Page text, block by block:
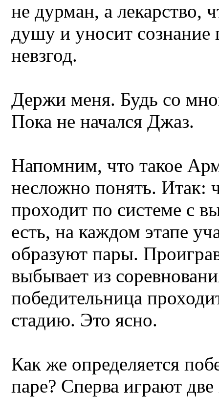
не дурман, а лекарство,
душу и уносит сознание
невзгод.
Держи меня. Будь со
Пока не начался Джаз.
Напомним, что такое
несложно понять. Итак:
проходит по системе с
есть, на каждом этапе
образуют пары.
выбывает из
победительница
стадию. Это ясно.
Как же определяется
паре? Сперва играют две